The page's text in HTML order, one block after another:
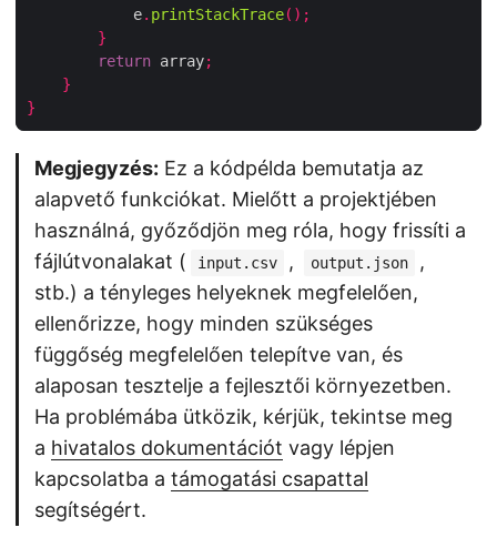
            e
. printStackTrace();
}
return array;
}
}
Megjegyzés: Ez a kódpélda bemutatja az
alapvető funkciókat. Mielőtt a projektjében
használná, győződjön meg róla, hogy frissíti a
fájlútvonalakat (
input.csv , output.json
,
stb.) a tényleges helyeknek megfelelően,
ellenőrizze, hogy minden szükséges
függőség megfelelően telepítve van, és
alaposan tesztelje a fejlesztői környezetben.
Ha problémába ütközik, kérjük, tekintse meg
a hivatalos dokumentációt vagy lépjen
kapcsolatba a támogatási csapattal
segítségért.